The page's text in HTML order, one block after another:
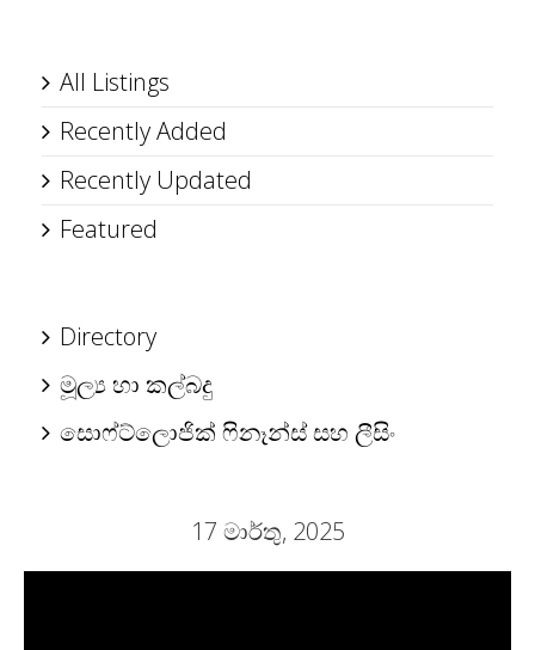
All Listings
Recently Added
Recently Updated
Featured
Directory
මූල්‍ය හා කල්බදු
සොෆ්ට්ලොජික් ෆිනෑන්ස් සහ ලීසිං
17 මාර්තු, 2025